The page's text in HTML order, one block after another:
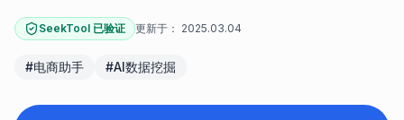
SeekTool 已验证 更新于： 2025.03.04
#电商助手 #AI数据挖掘